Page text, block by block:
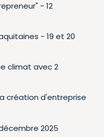
- 12
- 19 et 20
climat avec 2
création d'entreprise
2025